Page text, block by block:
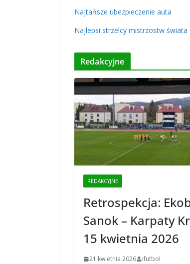
Najtańsze ubezpieczenie auta
Najlepsi strzelcy mistrzostw świata
Redakcyjne
REDAKCYJNE
Retrospekcja:
Sanok – Karpaty
15 kwietnia 2026
21 kwietnia 2026 ifutbol